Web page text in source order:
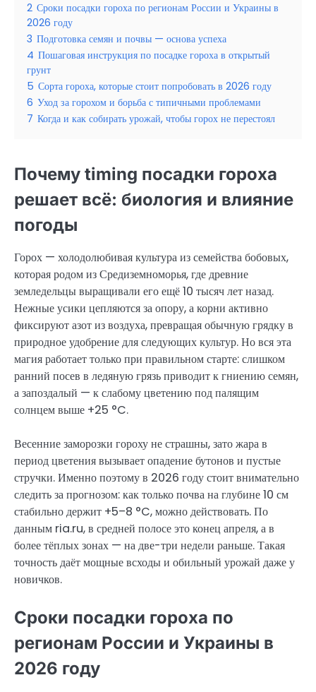
2 Сроки посадки гороха по регионам России и Украины в
2026 году
3 Подготовка семян и почвы — основа успеха
4 Пошаговая инструкция по посадке гороха в открытый
грунт
5 Сорта гороха, которые стоит попробовать в 2026 году
6 Уход за горохом и борьба с типичными проблемами
7 Когда и как собирать урожай, чтобы горох не перестоял
Почему timing посадки гороха
решает всё: биология и влияние
погоды
Горох — холодолюбивая культура из семейства бобовых,
которая родом из Средиземноморья, где древние
земледельцы выращивали его ещё 10 тысяч лет назад.
Нежные усики цепляются за опору, а корни активно
фиксируют азот из воздуха, превращая обычную грядку в
природное удобрение для следующих культур. Но вся эта
магия работает только при правильном старте: слишком
ранний посев в ледяную грязь приводит к гниению семян,
а запоздалый — к слабому цветению под палящим
солнцем выше +25 °C.
Весенние заморозки гороху не страшны, зато жара в
период цветения вызывает опадение бутонов и пустые
стручки. Именно поэтому в 2026 году стоит внимательно
следить за прогнозом: как только почва на глубине 10 см
стабильно держит +5–8 °C, можно действовать. По
данным ria.ru, в средней полосе это конец апреля, а в
более тёплых зонах — на две-три недели раньше. Такая
точность даёт мощные всходы и обильный урожай даже у
новичков.
Сроки посадки гороха по
регионам России и Украины в
2026 году